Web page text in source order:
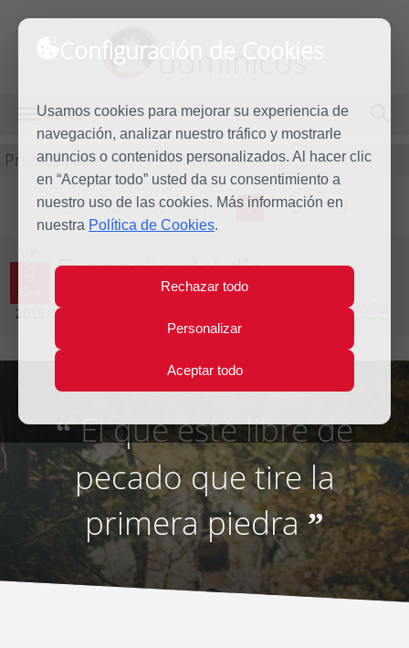
Configuración de Cookies
Usamos cookies para mejorar su experiencia de
navegación, analizar nuestro tráfico y mostrarle
anuncios o contenidos personalizados. Al hacer clic
en “Aceptar todo” usted da su consentimiento a
nuestro uso de las cookies. Más información en
nuestra Política de Cookies.
Rechazar todo
Personalizar
Aceptar todo
dominicos
MENÚ
Predicación
L M X J V S D
2016
Evangelio del día
Vigésimo tercera Semana del Tiempo Ordinario - Año Par
“El que esté libre de
pecado que tire la
primera piedra”